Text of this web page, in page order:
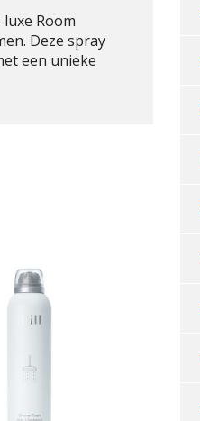
Room
Deze spray
een unieke